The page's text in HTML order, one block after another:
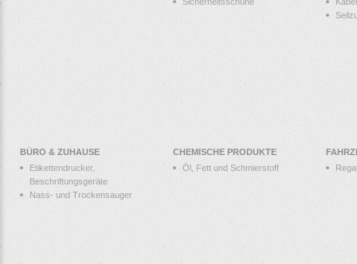
BÜRO & ZUHAUSE
Etikettendrucker,
Beschriftungsgeräte
Nass- und Trockensauger
CHEMISCHE PRODUKTE
Öl, Fett und Schmierstoff